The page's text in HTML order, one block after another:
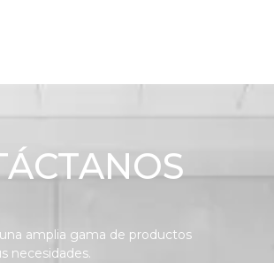
amplia gama de productos
necesidades.